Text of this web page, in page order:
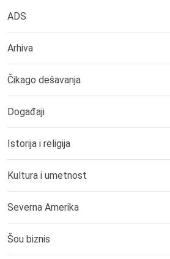
ADS
Arhiva
Čikago dešavanja
Događaji
Istorija i religija
Kultura i umetnost
Severna Amerika
Šou biznis